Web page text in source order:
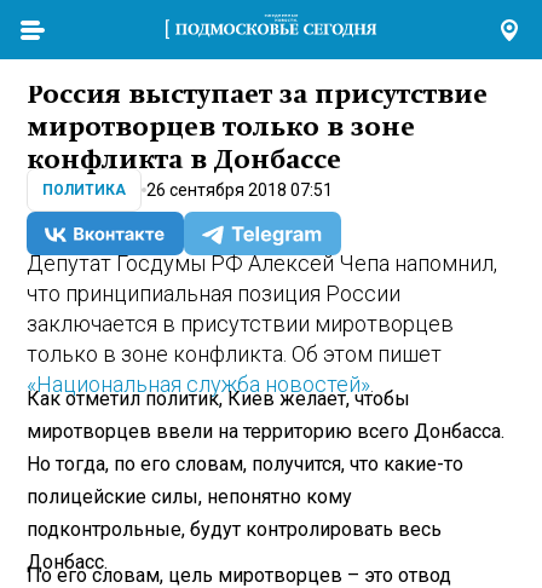
Россия выступает за присутствие
миротворцев только в зоне
конфликта в Донбассе
ПОЛИТИКА 26 сентября 2018 07:51
Депутат Госдумы РФ Алексей Чепа напомнил,
что принципиальная позиция России
заключается в присутствии миротворцев
только в зоне конфликта. Об этом пишет
«Национальная служба новостей»
Как отметил политик, Киев желает, чтобы
миротворцев ввели на территорию всего Донбасса.
Но тогда, по его словам, получится, что какие-то
полицейские силы, непонятно кому
подконтрольные, будут контролировать весь
Донбасс.
По его словам, цель миротворцев – это отвод